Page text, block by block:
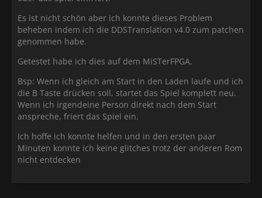
Es ist nicht schön aber ich konnte dieses Problem
beheben indem ich die DDSTranslation v4.0 zum patchen
genommen habe.
Getestet habe ich dies auf dem MiSTerFPGA.
Bsp: Wenn ich gleich am Start in den Laden laufe und ich
die B Taste drücken soll, startet das Spiel komplett neu.
Wenn ich irgendeine Person direkt nach dem Start
anspreche, friert das Spiel ein.
Ich hoffe ich konnte helfen und in den ersten paar
Minuten konnte ich keine glitches trotz der anderen Rom
nicht entdecken